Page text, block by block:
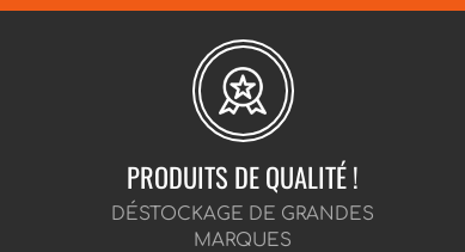
PRODUITS DE QUALITÉ !
DÉSTOCKAGE DE GRANDES
MARQUES